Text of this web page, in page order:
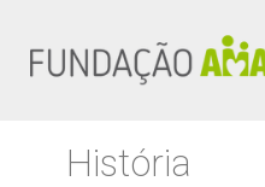
História